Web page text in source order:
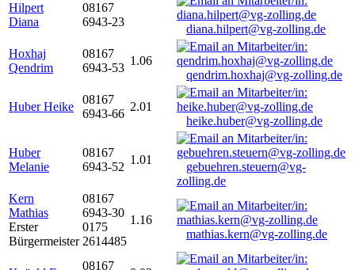
Hilpert
Diana
08167
6943-23
diana.hilpert@vg-zolling.de
Hoxhaj
Qendrim
08167
6943-53
1.06
qendrim.hoxhaj@vg-zolling.de
Huber Heike
08167
6943-66
2.01
heike.huber@vg-zolling.de
Huber
Melanie
08167
6943-52
1.01
gebuehren.steuern@vg-
zolling.de
Kern
Mathias
Erster
Bürgermeister
08167
6943-30
0175
2614485
1.16
mathias.kern@vg-zolling.de
08167